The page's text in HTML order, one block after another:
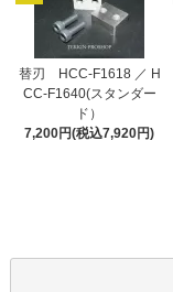
替刃 HCC-F1618 ／ H
CC-F1640(スタンダー
ド）
7,200円(税込7,920円)